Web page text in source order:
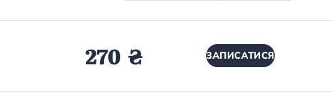
270 ₴ ЗАПИСАТИСЯ